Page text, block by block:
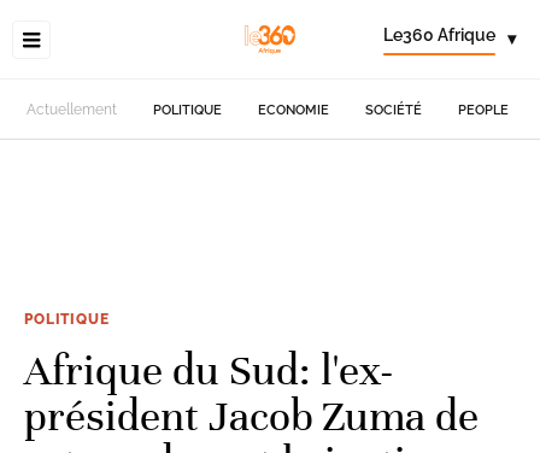
Le360 Afrique ▾
Actuellement POLITIQUE ECONOMIE SOCIÉTÉ PEOPLE
POLITIQUE
Afrique du Sud: l'ex-
président Jacob Zuma de